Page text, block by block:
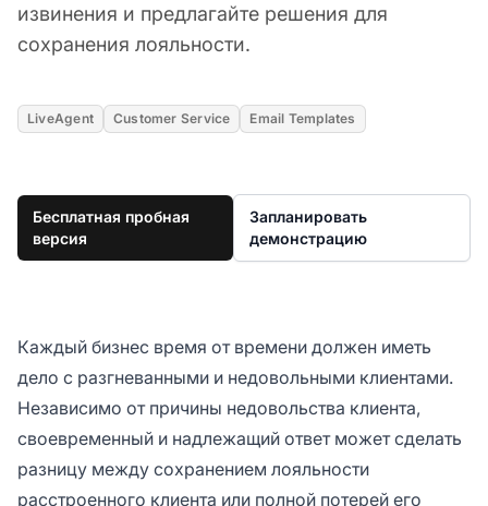
извинения и предлагайте решения для
сохранения лояльности.
LiveAgent Customer Service Email Templates
Бесплатная пробная
версия
Запланировать
демонстрацию
Каждый бизнес время от времени должен иметь
дело с разгневанными и недовольными клиентами.
Независимо от причины недовольства клиента,
своевременный и надлежащий ответ может сделать
разницу между сохранением лояльности
расстроенного клиента или полной потерей его